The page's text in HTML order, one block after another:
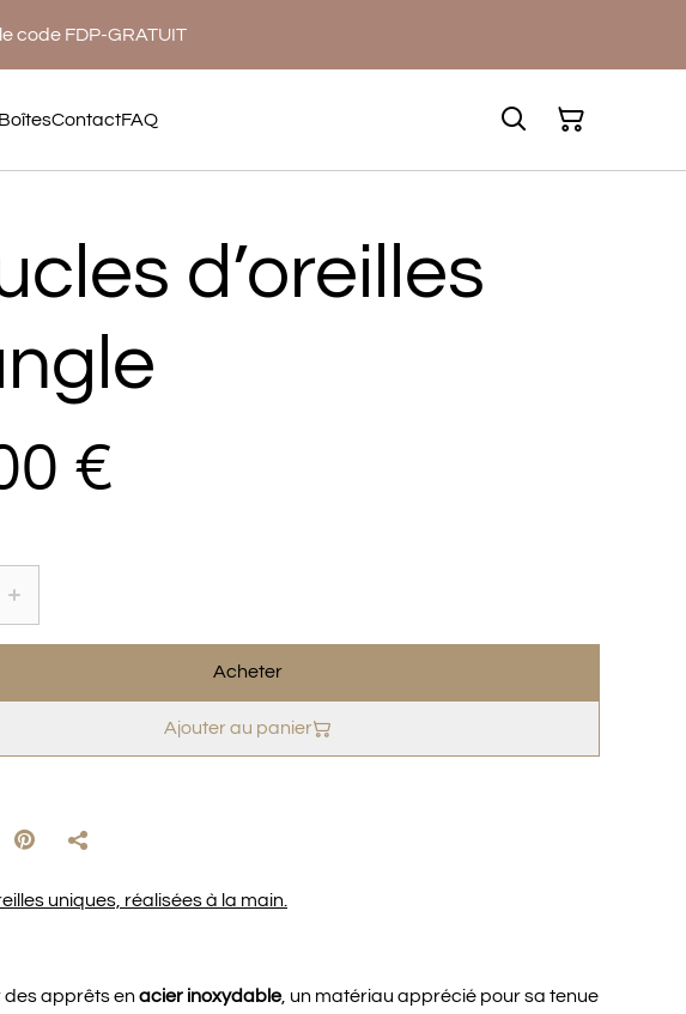
code FDP-GRATUIT
BoîtesContactFAQ
d’oreilles
€
Acheter
Ajouter au panier
uniques, réalisées à la main.
des apprêts enacier inoxydable, un matériau apprécié pour sa tenue